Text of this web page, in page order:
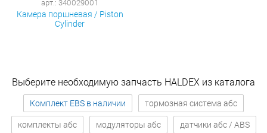
арт.: 340029001
Камера поршневая / Piston
Cylinder
Выберите необходимую запчасть HALDEX из каталога
Комплект EBS в наличии
тормозная система абс
комплекты абс
модуляторы абс
датчики абс / ABS